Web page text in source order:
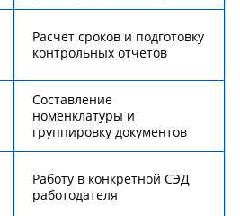
Расчет сроков и подготовку
контрольных отчетов
Составление
номенклатуры и
группировку документов
Работу в конкретной СЭД
работодателя